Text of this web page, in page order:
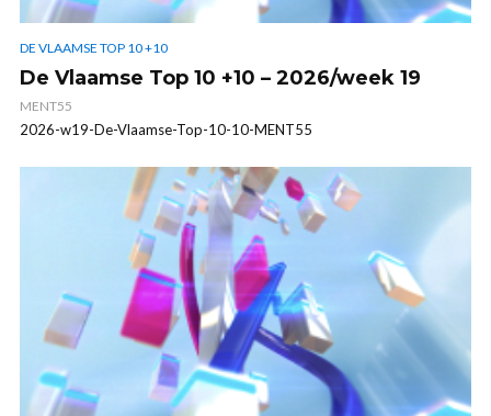
DE VLAAMSE TOP 10 +10
De Vlaamse Top 10 +10 – 2026/week 19
MENT55
2026-w19-De-Vlaamse-Top-10-10-MENT55